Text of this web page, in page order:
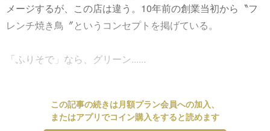
メージするが、この店は違う。10年前の創業当初から〝フ
レンチ焼き鳥〞というコンセプトを掲げている。
「ふりそで」なら、グリーン......
この記事の続きは月額プラン会員への加入、
またはアプリでコイン購入をすると読めます